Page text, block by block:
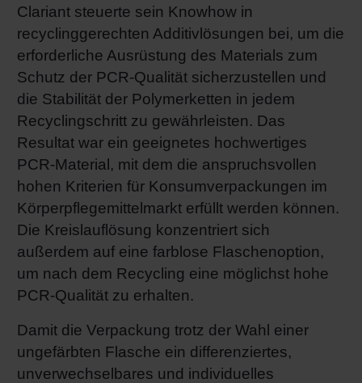
Clariant steuerte sein Knowhow in
recyclinggerechten Additivlösungen bei, um die
erforderliche Ausrüstung des Materials zum
Schutz der PCR-Qualität sicherzustellen und
die Stabilität der Polymerketten in jedem
Recyclingschritt zu gewährleisten. Das
Resultat war ein geeignetes hochwertiges
PCR-Material, mit dem die anspruchsvollen
hohen Kriterien für Konsumverpackungen im
Körperpflegemittelmarkt erfüllt werden können.
Die Kreislauflösung konzentriert sich
außerdem auf eine farblose Flaschenoption,
um nach dem Recycling eine möglichst hohe
PCR-Qualität zu erhalten.
Damit die Verpackung trotz der Wahl einer
ungefärbten Flasche ein differenziertes,
unverwechselbares und individuelles